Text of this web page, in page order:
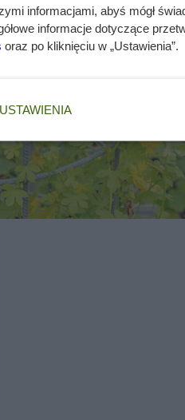
. Nasturcja kanaryjska
Idealny odczyn gleby
to a najczęściej
przycinania.
informacjami, abyś mógł
informacje dotyczące
oraz po kliknięciu w „Ustawienia”.
USTAWIENIA